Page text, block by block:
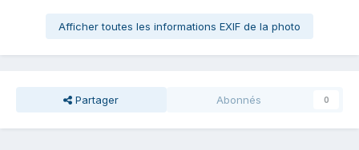
Afficher toutes les informations EXIF de la photo
Partager Abonnés 0